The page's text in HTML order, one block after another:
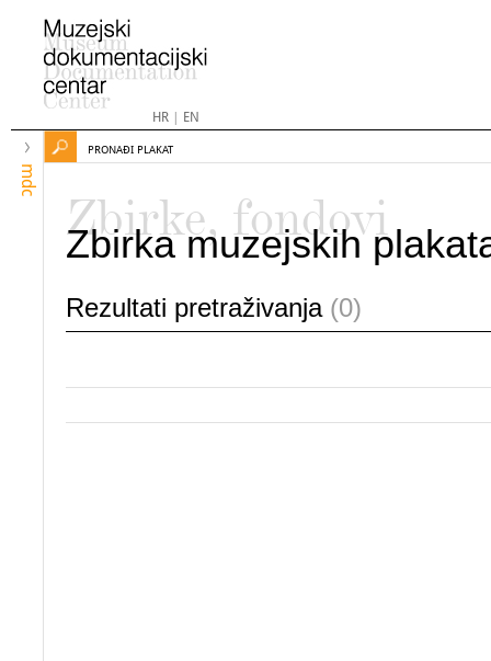
HR| EN
mdc
PRONAĐI PLAKAT
Zbirke, fondovi
Zbirka muzejskih
Rezultati pretraživanja (0)